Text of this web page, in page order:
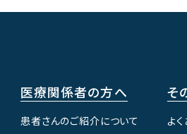
医療関係者の方へ
患者さんのご紹介について
そ
よ